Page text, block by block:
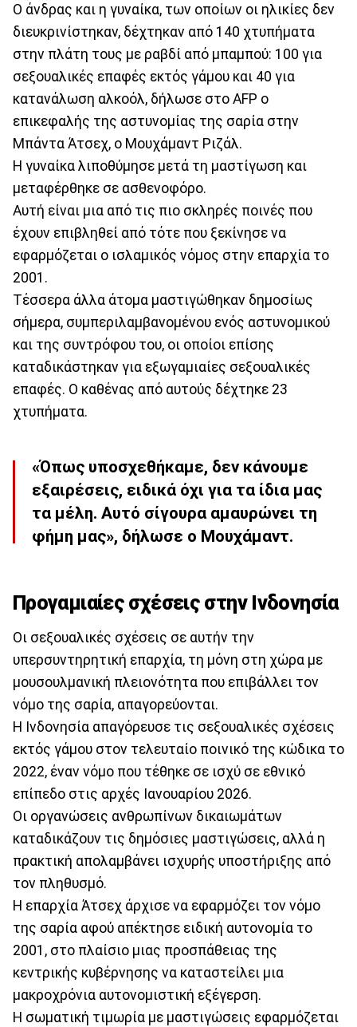
Ο άνδρας και η γυναίκα, των οποίων οι ηλικίες δεν
διευκρινίστηκαν, δέχτηκαν από 140 χτυπήματα
στην πλάτη τους με ραβδί από μπαμπού: 100 για
σεξουαλικές επαφές εκτός γάμου και 40 για
κατανάλωση αλκοόλ, δήλωσε στο AFP ο
επικεφαλής της αστυνομίας της σαρία στην
Μπάντα Άτσεχ, ο Μουχάμαντ Ριζάλ.
Η γυναίκα λιποθύμησε μετά τη μαστίγωση και
μεταφέρθηκε σε ασθενοφόρο.
Αυτή είναι μια από τις πιο σκληρές ποινές που
έχουν επιβληθεί από τότε που ξεκίνησε να
εφαρμόζεται ο ισλαμικός νόμος στην επαρχία το
2001.
Τέσσερα άλλα άτομα μαστιγώθηκαν δημοσίως
σήμερα, συμπεριλαμβανομένου ενός αστυνομικού
και της συντρόφου του, οι οποίοι επίσης
καταδικάστηκαν για εξωγαμιαίες σεξουαλικές
επαφές. Ο καθένας από αυτούς δέχτηκε 23
χτυπήματα.
«Όπως υποσχεθήκαμε, δεν κάνουμε
εξαιρέσεις, ειδικά όχι για τα ίδια μας
τα μέλη. Αυτό σίγουρα αμαυρώνει τη
φήμη μας», δήλωσε ο Μουχάμαντ.
Προγαμιαίες σχέσεις στην Ινδονησία
Οι σεξουαλικές σχέσεις σε αυτήν την
υπερσυντηρητική επαρχία, τη μόνη στη χώρα με
μουσουλμανική πλειονότητα που επιβάλλει τον
νόμο της σαρία, απαγορεύονται.
Η Ινδονησία απαγόρευσε τις σεξουαλικές σχέσεις
εκτός γάμου στον τελευταίο ποινικό της κώδικα το
2022, έναν νόμο που τέθηκε σε ισχύ σε εθνικό
επίπεδο στις αρχές Ιανουαρίου 2026.
Οι οργανώσεις ανθρωπίνων δικαιωμάτων
καταδικάζουν τις δημόσιες μαστιγώσεις, αλλά η
πρακτική απολαμβάνει ισχυρής υποστήριξης από
τον πληθυσμό.
Η επαρχία Άτσεχ άρχισε να εφαρμόζει τον νόμο
της σαρία αφού απέκτησε ειδική αυτονομία το
2001, στο πλαίσιο μιας προσπάθειας της
κεντρικής κυβέρνησης να καταστείλει μια
μακροχρόνια αυτονομιστική εξέγερση.
Η σωματική τιμωρία με μαστιγώσεις εφαρμόζεται